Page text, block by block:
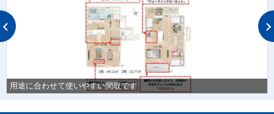
用途に合わせて使いやすい間取です